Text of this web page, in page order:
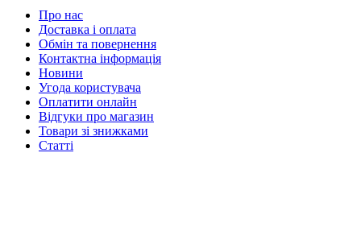
Про нас
Доставка і оплата
Обмін та повернення
Контактна інформація
Новини
Угода користувача
Оплатити онлайн
Відгуки про магазин
Товари зі знижками
Статті